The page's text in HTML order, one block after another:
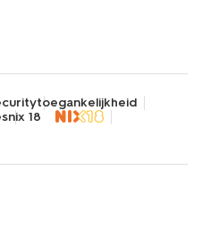
toegankelijkheid
nix 18